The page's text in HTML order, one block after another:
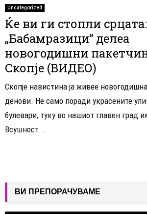
Uncategorized
Ќе ви ги стопли срцата:
„Бабамразици“ делеа
новогодишни
Скопје (ВИДЕО)
Скопје навистина ја живее
денови. Не само поради украсените
булевари, туку во нашиот главен град
Всушност...
ВИ ПРЕПОРАЧУВАМЕ